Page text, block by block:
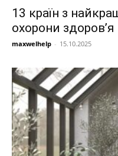
13 країн з
охорони здоров’я
maxwelhelp - 15.10.2025